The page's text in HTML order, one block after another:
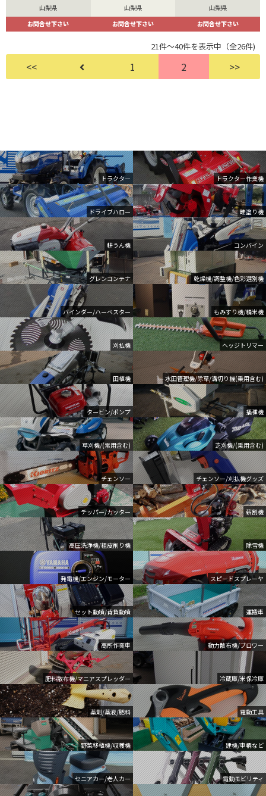
トラクター トラクター作業機
ドライブハロー 畦塗り機
耕うん機 コンバイン
グレンコンテナ 乾燥機/調整機/色彩選別機
バインダー/ハーベスター もみすり機/精米機
刈払機 ヘッジトリマー
田植機 水田管理機/除草/溝切り機(乗用含む)
タービン/ポンプ 播種機
草刈機/(常用含む) 芝刈機/(乗用含む)
チェンソー チェンソー/刈払機グッズ
チッパー/カッター 薪割機
高圧洗浄機/粗皮削り機 除雪機
発電機/エンジン/モーター スピードスプレーヤ
セット動噴/背負動噴 運搬車
高所作業車 動力散布機/ブロワー
肥料散布機/マニアスプレッダー 冷蔵庫/米保冷庫
薬剤/薬液/肥料 電動工具
野菜移植機/収穫機 建機/車輌など
セニアカー/老人カー 電動モビリティ
山梨県
お問合せ下さい
山梨県
お問合せ下さい
山梨県
お問合せ下さい
21件～40件を表示中（全26件)
<< 1 2 >>